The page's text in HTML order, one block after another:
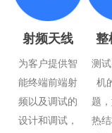
射频天线 整
为客户提供智
能终端前端射
频以及调试的
设计和调试，
测
机
题
热